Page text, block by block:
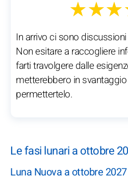
In arrivo ci sono
Non esitare a raccogliere
farti travolgere dalle
metterebbero in
permettertelo.
Le fasi lunari a ottobre
Luna Nuova a ottobre 2027